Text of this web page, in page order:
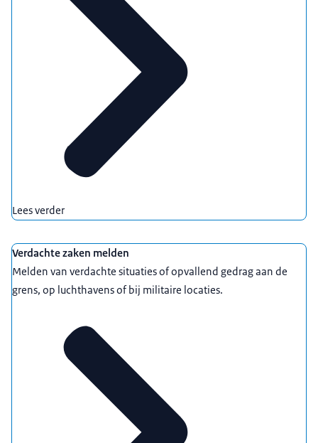
Lees verder
Verdachte zaken melden
Melden van verdachte situaties of opvallend gedrag aan de
grens, op luchthavens of bij militaire locaties.